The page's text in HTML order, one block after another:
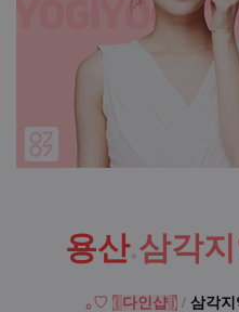
용산. 삼각지
｡♡ ( 다인샵 ) / 삼각지